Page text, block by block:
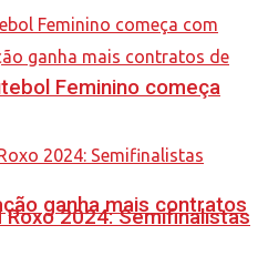
ganha mais contratos
Feminino começa
2024: Semifinalistas